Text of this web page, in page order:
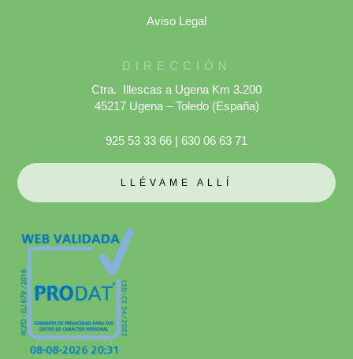
Aviso Legal
DIRECCIÓN
Ctra. Illescas a Ugena Km 3.200
45217 Ugena – Toledo (España)
925 53 33 66 630 06 63 71
LLÉVAME ALLÍ